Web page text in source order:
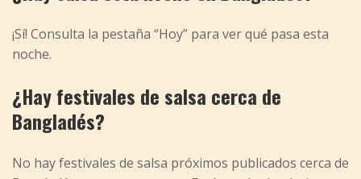
¡Sí! Consulta la pestaña “Hoy” para ver qué pasa esta
noche.
¿Hay festivales de salsa cerca de
Bangladés?
No hay festivales de salsa próximos publicados cerca de